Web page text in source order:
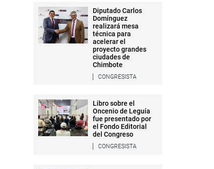
Diputado Carlos
Domínguez
realizará mesa
técnica para
acelerar el
proyecto grandes
ciudades de
Chimbote
CONGRESISTA
Libro sobre el
Oncenio de Leguía
fue presentado por
el Fondo Editorial
del Congreso
CONGRESISTA